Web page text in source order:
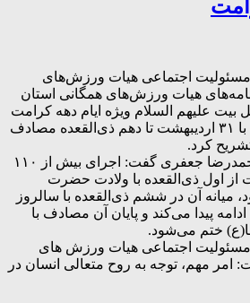
اجتماعی هیات ورزش‌های
هیات ورزش‌های همگانی استان
علیهم السلام ویژه ایام دهه کرامت
از اول ذی‌القعده مصادف با ۳۱ اردیبهشت تا دهم ذی‌القعده مصادف
به گزارش پرتو جنوب، محمدرضا جعفری گفت: اجرای بیش از ۱۱۰
از اول ذی‌القعده با ولادت حضرت
آن در ششم ذی‌القعده با سالروز
پیدا می‌کند و پایان آن مصادف با
ختم می‌شود.
اجتماعی هیات ورزش های
مهم، توجه به روح متعالی انسان در